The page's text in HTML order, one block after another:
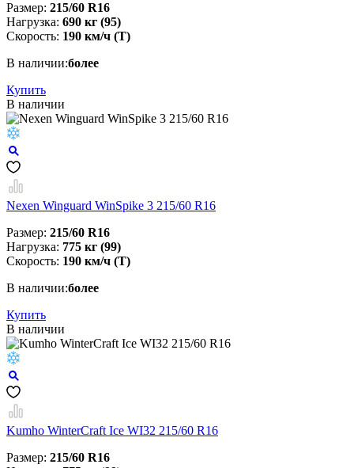
Размер: 215/60 R16
Нагрузка: 690 кг (95)
Скорость: 190 км/ч (Т)
В наличии:более
Купить
В наличии
Nexen Winguard WinSpike 3 215/60 R16
Размер: 215/60 R16
Нагрузка: 775 кг (99)
Скорость: 190 км/ч (T)
В наличии:более
Купить
В наличии
Kumho WinterCraft Ice WI32 215/60 R16
Размер: 215/60 R16